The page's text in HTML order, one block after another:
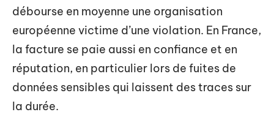
débourse en moyenne une organisation
européenne victime d’une violation. En France,
la facture se paie aussi en confiance et en
réputation, en particulier lors de fuites de
données sensibles qui laissent des traces sur
la durée.